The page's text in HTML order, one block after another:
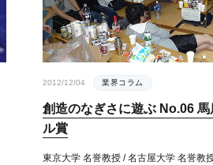
2012/12/04 業界コラム
創造のなぎさに遊ぶ No.06
ル賞
東京大学 名誉教授 / 名古屋大学 名誉教